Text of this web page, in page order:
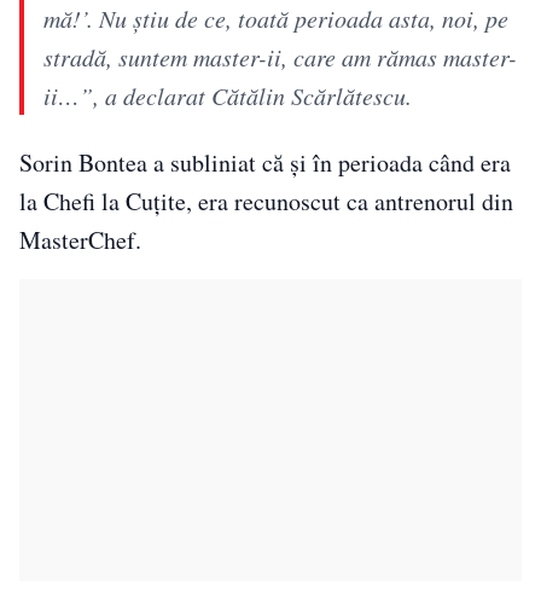
mă!’. Nu știu de ce, toată perioada asta, noi, pe
stradă, suntem master-ii, care am rămas master-
ii…”, a declarat Cătălin Scărlătescu.
Sorin Bontea a subliniat că și în perioada când era
la Chefi la Cuțite, era recunoscut ca antrenorul din
MasterChef.